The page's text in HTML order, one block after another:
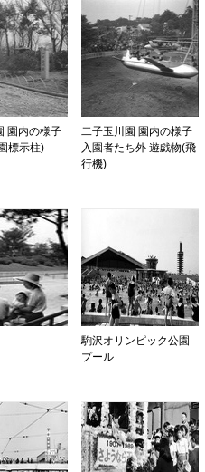
園内の様子
標示柱)
二子玉川園 園内の様子
入園者たち外 遊戯物(飛
行機)
駒沢オリンピック公園
プール